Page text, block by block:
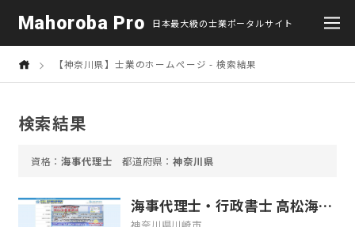
Mahoroba Pro 日本最大級の士業ポータルサイト
【神奈川県】士業のホームページ - 検索結果
検索結果
海事代理士 神奈川県
海事代理士・行政書士 高松海事法務事務所